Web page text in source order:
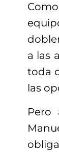
a las
toda
las
Pero